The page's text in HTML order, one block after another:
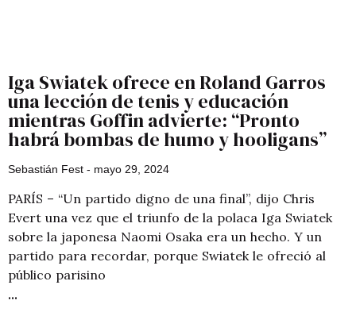
Iga Swiatek ofrece en Roland Garros
una lección de tenis y educación
mientras Goffin advierte: “Pronto
habrá bombas de humo y hooligans”
Sebastián Fest mayo 29, 2024
PARÍS – “Un partido digno de una final”, dijo Chris
Evert una vez que el triunfo de la polaca Iga Swiatek
sobre la japonesa Naomi Osaka era un hecho. Y un
partido para recordar, porque Swiatek le ofreció al
público parisino